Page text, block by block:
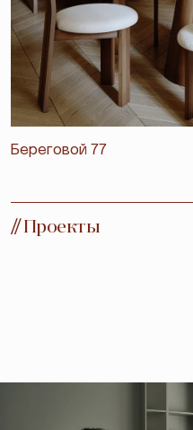
Береговой 77
// Проекты